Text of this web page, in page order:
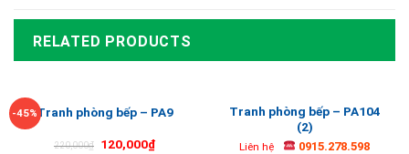
RELATED PRODUCTS
-45%Tranh phòng bếp – PA9
220,000₫ 120,000₫
Tranh phòng bếp – PA104
(2)
Liên hệ 0915.278.598